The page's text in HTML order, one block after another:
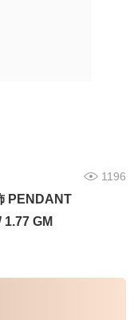
1196
PENDANT
GM